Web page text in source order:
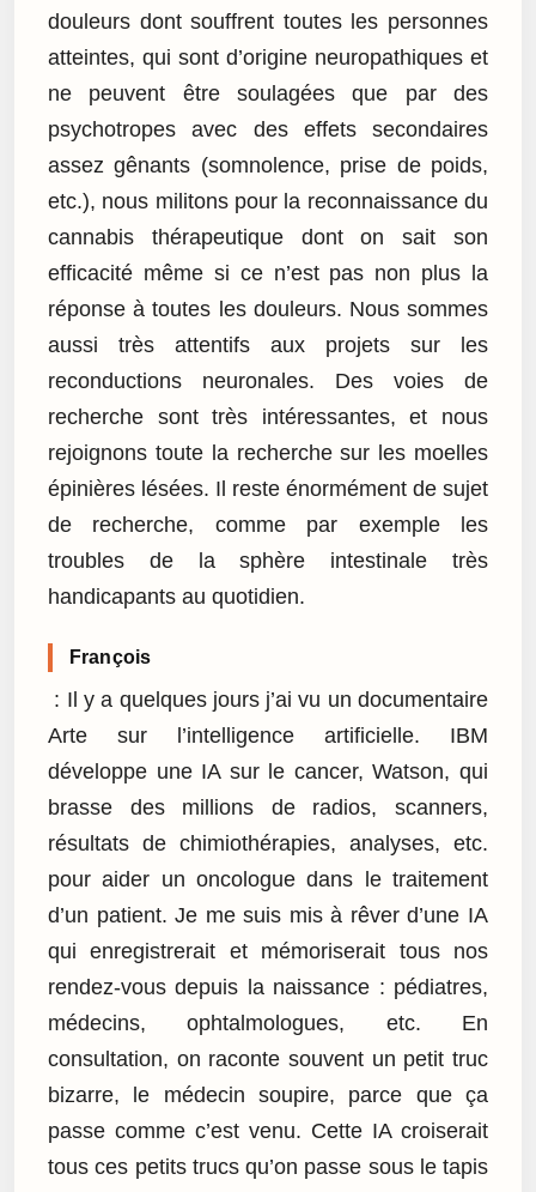
douleurs dont souffrent toutes les personnes
atteintes, qui sont d’origine neuropathiques et
ne peuvent être soulagées que par des
psychotropes avec des effets secondaires
assez gênants (somnolence, prise de poids,
etc.), nous militons pour la reconnaissance du
cannabis thérapeutique dont on sait son
efficacité même si ce n’est pas non plus la
réponse à toutes les douleurs. Nous sommes
aussi très attentifs aux projets sur les
reconductions neuronales. Des voies de
recherche sont très intéressantes, et nous
rejoignons toute la recherche sur les moelles
épinières lésées. Il reste énormément de sujet
de recherche, comme par exemple les
troubles de la sphère intestinale très
handicapants au quotidien.
François
: Il y a quelques jours j’ai vu un documentaire
Arte sur l’intelligence artificielle. IBM
développe une IA sur le cancer, Watson, qui
brasse des millions de radios, scanners,
résultats de chimiothérapies, analyses, etc.
pour aider un oncologue dans le traitement
d’un patient. Je me suis mis à rêver d’une IA
qui enregistrerait et mémoriserait tous nos
rendez-vous depuis la naissance : pédiatres,
médecins, ophtalmologues, etc. En
consultation, on raconte souvent un petit truc
bizarre, le médecin soupire, parce que ça
passe comme c’est venu. Cette IA croiserait
tous ces petits trucs qu’on passe sous le tapis